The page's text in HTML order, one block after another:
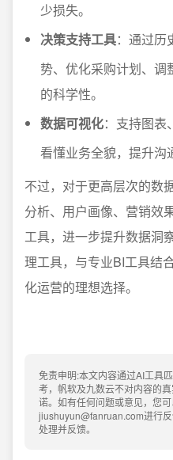
少损失。
决策支持工具：通过历
势、优化采购计划、调
的科学性。
数据可视化：支持图表
看懂业务全貌，提升沟
不过，对于更高层次的数
分析、用户画像、营销效
工具，进一步提升数据洞
理工具，与专业BI工具结
化运营的理想选择。
免责申明:本文内容通过AI工具
考，帆软及九数云不对内容的
诺。如有任何问题或意见，您
jiushuyun@fanruan.com进行
处理并反馈。